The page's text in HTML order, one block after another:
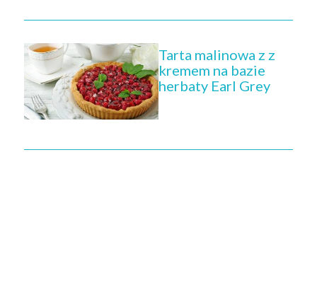
Tarta malinowa z z
kremem na bazie
herbaty Earl Grey